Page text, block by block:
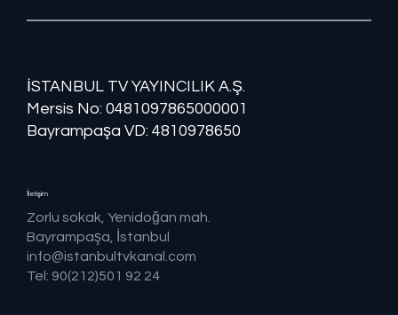
İSTANBUL TV YAYINCILIK A.Ş.
Mersis No: ​​0481097865000001
Bayrampaşa VD: 4810978650
İletişim
Zorlu sokak, Yenidoğan mah.
Bayrampaşa, İstanbul
info@istanbultvkanal.com
Tel: 90(212)501 92 24